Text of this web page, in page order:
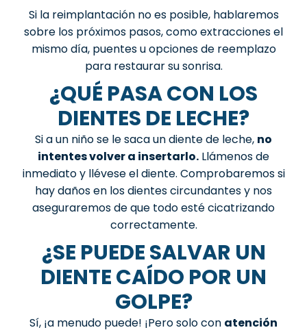
Si la reimplantación no es posible, hablaremos
sobre los próximos pasos, como extracciones el
mismo día, puentes u opciones de reemplazo
para restaurar su sonrisa.
¿QUÉ PASA CON LOS
DIENTES DE LECHE?
Si a un niño se le saca un diente de leche, no
intentes volver a insertarlo. Llámenos de
inmediato y llévese el diente. Comprobaremos si
hay daños en los dientes circundantes y nos
aseguraremos de que todo esté cicatrizando
correctamente.
¿SE PUEDE SALVAR UN
DIENTE CAÍDO POR UN
GOLPE?
Sí, ¡a menudo puede! ¡Pero solo con atención